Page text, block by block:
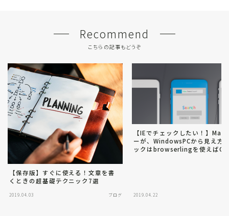
Recommend
こちらの記事もどうぞ
【保存版】すぐに使える！文章を書
くときの超基礎テクニック7選
2019.04.03 ブログ
【IEでチェックしたい！】Mac
ーが、WindowsPCから見え方
ックはbrowserlingを使えば
2019.04.22